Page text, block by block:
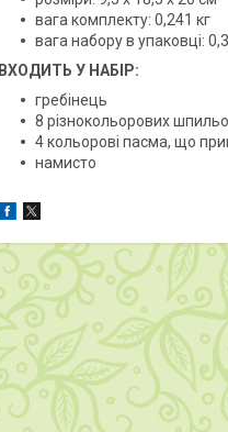
вага комплекту: 0,241 кг
вага набору в упаковці:
ВХОДИТЬ У НАБІР:
гребінець
8 різнокольорових
4 кольорові пасма, що
намисто